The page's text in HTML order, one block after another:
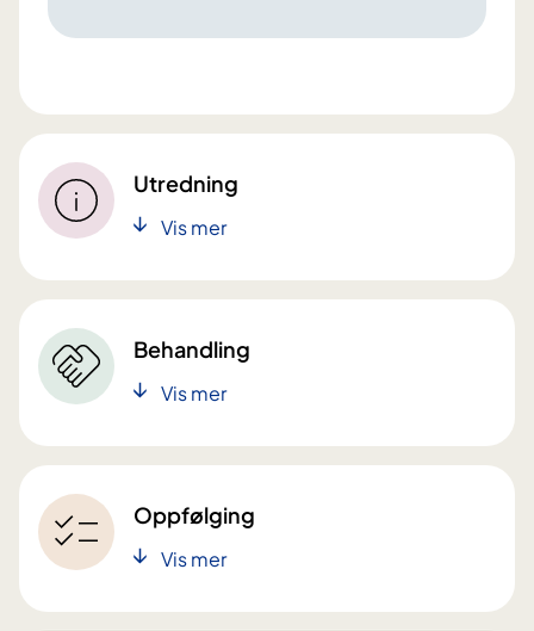
Utredning
Vis mer
Behandling
Vis mer
Oppfølging
Vis mer